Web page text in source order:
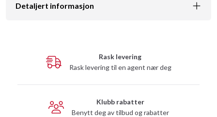
Detaljert informasjon
Rask levering
Rask levering til en agent nær deg
Klubb rabatter
Benytt deg av tilbud og rabatter